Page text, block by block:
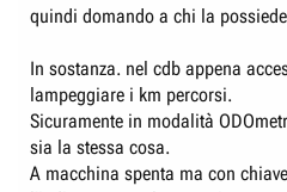
s
i
o
n
e
quindi domando a chi la
In sostanza. nel cdb appena
lampeggiare i km percorsi.
Sicuramente in modalità
sia la stessa cosa.
A macchina spenta ma con